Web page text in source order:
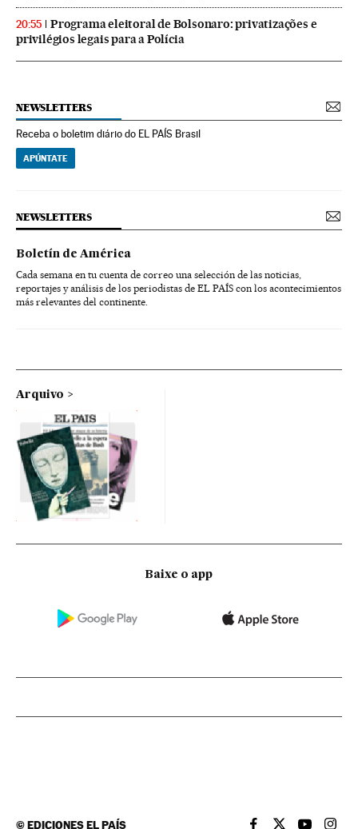
20:55
Programa eleitoral de Bolsonaro: privatizações e
privilégios legais para a Polícia
NEWSLETTERS
Receba o boletim diário do EL PAÍS Brasil
APÚNTATE
NEWSLETTERS
Boletín de América
Cada semana en tu cuenta de correo una selección de las noticias,
reportajes y análisis de los periodistas de EL PAÍS con los acontecimientos
más relevantes del continente.
Arquivo
Baixe o app
©EDICIONES EL PAÍS